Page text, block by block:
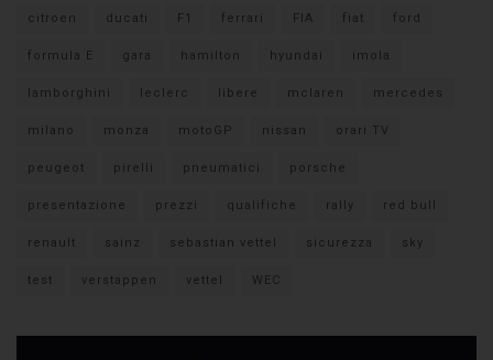
citroen ducati F1 ferrari FIA fiat ford
formula E gara hamilton hyundai imola
lamborghini leclerc libere mclaren mercedes
milano monza motoGP nissan orari TV
peugeot pirelli pneumatici porsche
presentazione prezzi qualifiche rally red bull
renault sainz sebastian vettel sicurezza sky
test verstappen vettel WEC